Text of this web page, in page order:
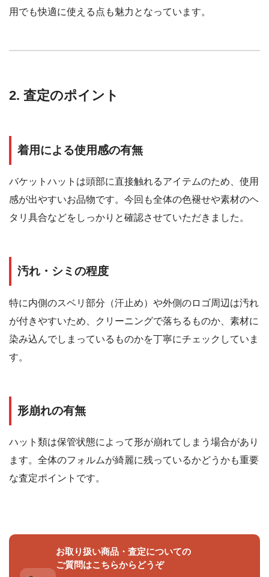
用でも快適に使える点も魅力となっています。
2. 査定のポイント
着用による使用感の有無
バケットハットは頭部に直接触れるアイテムのため、使用
感が出やすいお品物です。今回も全体の色褪せや素材のヘ
タリ具合などをしっかりと確認させていただきました。
汚れ・シミの程度
特に内側のスベリ部分（汗止め）や外側のロゴ周辺は汚れ
が付きやすいため、クリーニングで落ちるものか、素材に
染み込んでしまっているものかを丁寧にチェックしていま
す。
形崩れの有無
ハット類は保管状態によって形が崩れてしまう場合があり
ます。全体のフォルムが綺麗に残っているかどうかも重要
な査定ポイントです。
お取り扱い商品・査定についての
ご質問はこちらからどうぞ